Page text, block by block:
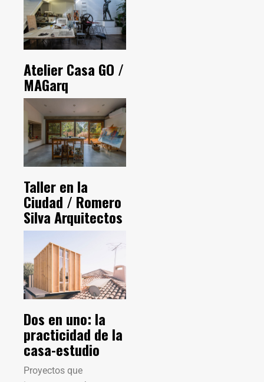
Atelier Casa GO /
MAGarq
Taller en la
Ciudad / Romero
Silva Arquitectos
Dos en uno: la
practicidad de la
casa-estudio
Proyectos que